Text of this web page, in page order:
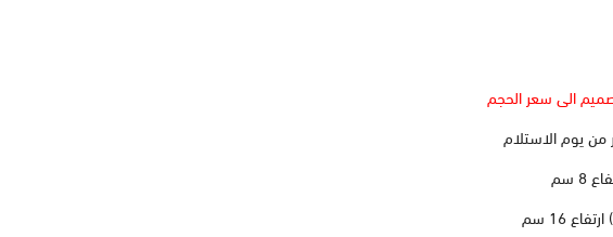
الى سعر الحجم
من يوم الاستلام